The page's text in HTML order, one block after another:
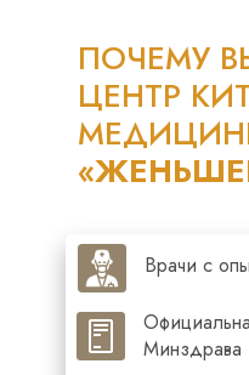
ПОЧЕМУ
ЦЕНТР
Врачи с